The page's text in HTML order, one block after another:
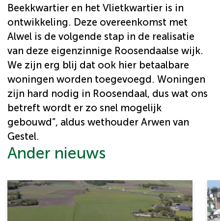
Beekkwartier en het Vlietkwartier is in
ontwikkeling. Deze overeenkomst met
Alwel is de volgende stap in de realisatie
van deze eigenzinnige Roosendaalse wijk.
We zijn erg blij dat ook hier betaalbare
woningen worden toegevoegd. Woningen
zijn hard nodig in Roosendaal, dus wat ons
betreft wordt er zo snel mogelijk
gebouwd”, aldus wethouder Arwen van
Gestel.
Ander nieuws